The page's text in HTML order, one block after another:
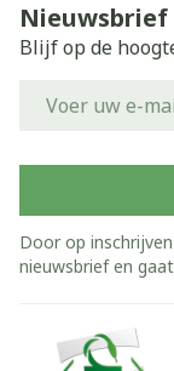
Nieuwsbrief
Blijf op de
Door op
nieuwsbrief en